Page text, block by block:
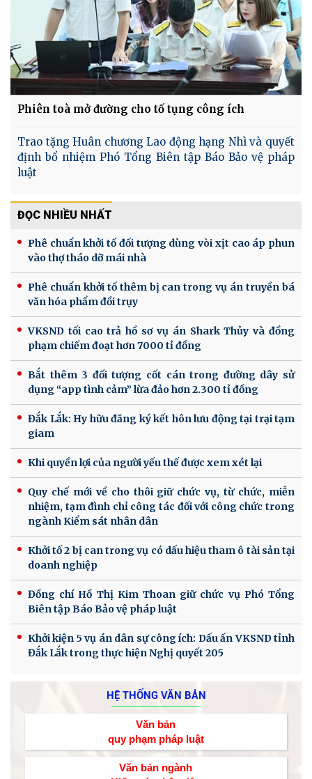
Phiên toà mở đường cho tố tụng công ích
Trao tặng Huân chương Lao động hạng Nhì và quyết
định bổ nhiệm Phó Tổng Biên tập Báo Bảo vệ pháp
luật
ĐỌC NHIỀU NHẤT
Phê chuẩn khởi tố đối tượng dùng vòi xịt cao áp phun
vào thợ tháo dỡ mái nhà
Phê chuẩn khởi tố thêm bị can trong vụ án truyền bá
văn hóa phẩm đồi trụy
VKSND tối cao trả hồ sơ vụ án Shark Thủy và đồng
phạm chiếm đoạt hơn 7000 tỉ đồng
Bắt thêm 3 đối tượng cốt cán trong đường dây sử
dụng “app tình cảm” lừa đảo hơn 2.300 tỉ đồng
Đắk Lắk: Hy hữu đăng ký kết hôn lưu động tại trại tạm
giam
Khi quyền lợi của người yếu thế được xem xét lại
Quy chế mới về cho thôi giữ chức vụ, từ chức, miễn
nhiệm, tạm đình chỉ công tác đối với công chức trong
ngành Kiểm sát nhân dân
Khởi tố 2 bị can trong vụ có dấu hiệu tham ô tài sản tại
doanh nghiệp
Đồng chí Hồ Thị Kim Thoan giữ chức vụ Phó Tổng
Biên tập Báo Bảo vệ pháp luật
Khởi kiện 5 vụ án dân sự công ích: Dấu ấn VKSND tỉnh
Đắk Lắk trong thực hiện Nghị quyết 205
HỆ THỐNG VĂN BẢN
Văn bản
quy phạm pháp luật
Văn bản ngành